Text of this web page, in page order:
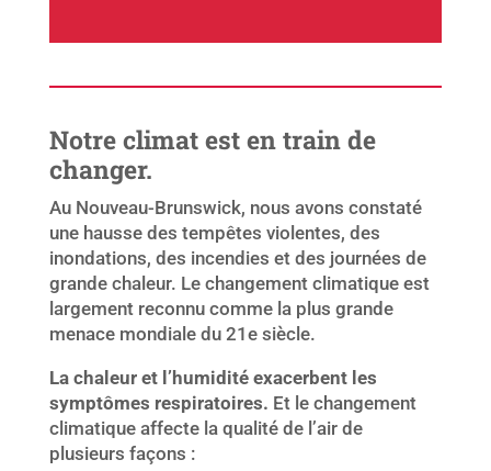
Notre climat est en train de
changer.
Au Nouveau-Brunswick, nous avons constaté
une hausse des tempêtes violentes, des
inondations, des incendies et des journées de
grande chaleur. Le changement climatique est
largement reconnu comme la plus grande
menace mondiale du 21e siècle.
La chaleur et l’humidité exacerbent les
symptômes respiratoires. Et le changement
climatique affecte la qualité de l’air de
plusieurs façons :